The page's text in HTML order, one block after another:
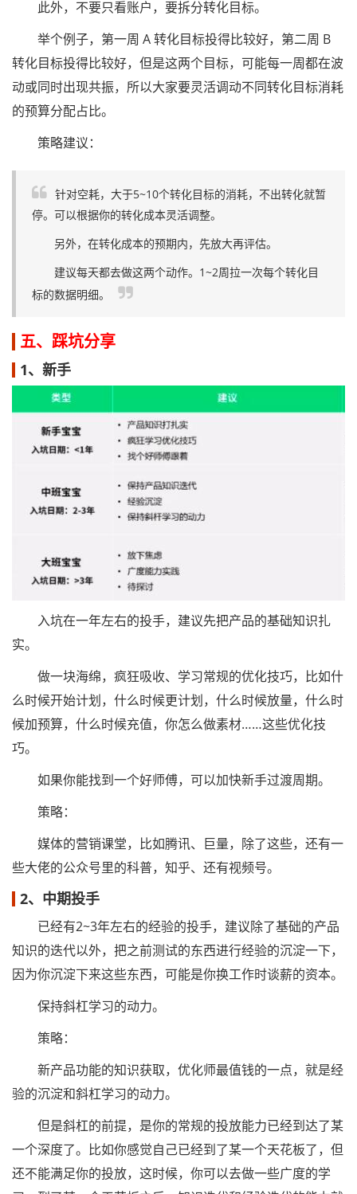
此外，不要只看账户，要拆分转化目标。
举个例子，第一周 A 转化目标投得比较好，第二周 B
转化目标投得比较好，但是这两个目标，可能每一周都在波
动或同时出现共振，所以大家要灵活调动不同转化目标消耗
的预算分配占比。
策略建议：
针对空耗，大于5~10个转化目标的消耗，不出转化就暂
停。可以根据你的转化成本灵活调整。
另外，在转化成本的预期内，先放大再评估。
建议每天都去做这两个动作。1~2周拉一次每个转化目
标的数据明细。
五、踩坑分享
1、新手
入坑在一年左右的投手，建议先把产品的基础知识扎
实。
做一块海绵，疯狂吸收、学习常规的优化技巧，比如什
么时候开始计划，什么时候更计划，什么时候放量，什么时
候加预算，什么时候充值，你怎么做素材……这些优化技
巧。
如果你能找到一个好师傅，可以加快新手过渡周期。
策略：
媒体的营销课堂，比如腾讯、巨量，除了这些，还有一
些大佬的公众号里的科普，知乎、还有视频号。
2、中期投手
已经有2~3年左右的经验的投手，建议除了基础的产品
知识的迭代以外，把之前测试的东西进行经验的沉淀一下，
因为你沉淀下来这些东西，可能是你换工作时谈薪的资本。
保持斜杠学习的动力。
策略：
新产品功能的知识获取，优化师最值钱的一点，就是经
验的沉淀和斜杠学习的动力。
但是斜杠的前提，是你的常规的投放能力已经到达了某
一个深度了。比如你感觉自己已经到了某一个天花板了，但
还不能满足你的投放，这时候，你可以去做一些广度的学